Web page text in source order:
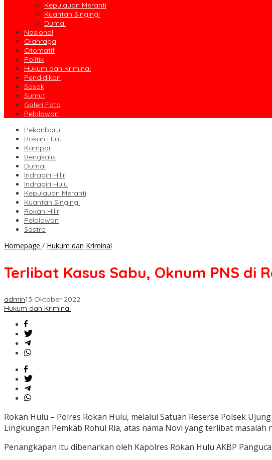
Kepulauan Meranti
Kuantan Singingi
Dumai
Nasional
Olahraga
Otomatif
Politik
Hukum dan Kriminal
Pendidikan
Sosok
Sumut
Galeri Foto
Pelalawan
Pekanbaru
Rokan Hulu
Kampar
Bengkalis
Dumai
Indragiri Hilir
Indragiri Hulu
Kepulauan Meranti
Kuantan Singingi
Rokan Hilir
Pelalawan
Sastra
Homepage / Hukum dan Kriminal
Oknum
Terlibat Kasus Sabu, Oknum PNS di
admin13 Oktober 2022
Hukum dan Kriminal
Rokan Hulu – Polres Rokan Hulu, melalui Satuan Reserse Polsek
Lingkungan Pemkab Rohul Ria, atas nama Novi yang terlibat masalah
Penangkapan itu dibenarkan oleh Kapolres Rokan Hulu AKBP